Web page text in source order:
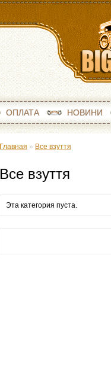
ОПЛАТА НОВИНИ
Главная » Все взуття
Все взуття
Эта категория пуста.